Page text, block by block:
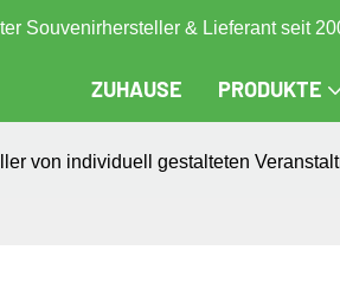
Souvenirhersteller & Lieferant seit
ZUHAUSE PRODUKTE
von individuell gestalteten